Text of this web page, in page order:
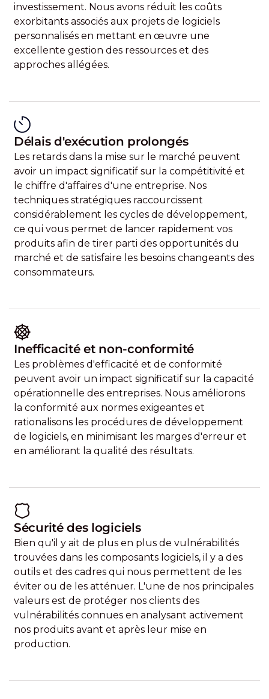
investissement. Nous avons réduit les coûts
exorbitants associés aux projets de logiciels
personnalisés en mettant en œuvre une
excellente gestion des ressources et des
approches allégées.
Délais d'exécution prolongés
Les retards dans la mise sur le marché peuvent
avoir un impact significatif sur la compétitivité et
le chiffre d'affaires d'une entreprise. Nos
techniques stratégiques raccourcissent
considérablement les cycles de développement,
ce qui vous permet de lancer rapidement vos
produits afin de tirer parti des opportunités du
marché et de satisfaire les besoins changeants des
consommateurs.
Inefficacité et non-conformité
Les problèmes d'efficacité et de conformité
peuvent avoir un impact significatif sur la capacité
opérationnelle des entreprises. Nous améliorons
la conformité aux normes exigeantes et
rationalisons les procédures de développement
de logiciels, en minimisant les marges d'erreur et
en améliorant la qualité des résultats.
Sécurité des logiciels
Bien qu'il y ait de plus en plus de vulnérabilités
trouvées dans les composants logiciels, il y a des
outils et des cadres qui nous permettent de les
éviter ou de les atténuer. L'une de nos principales
valeurs est de protéger nos clients des
vulnérabilités connues en analysant activement
nos produits avant et après leur mise en
production.